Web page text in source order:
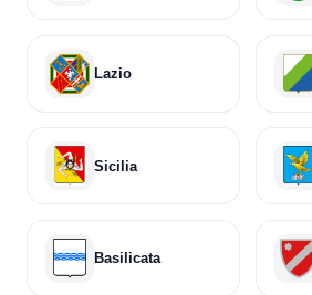
Lazio
Sicilia
Basilicata